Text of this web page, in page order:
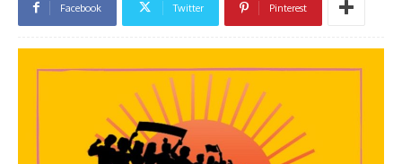
Facebook Twitter Pinterest